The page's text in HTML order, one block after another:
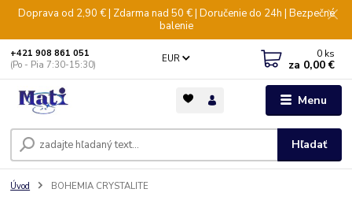
Doprava od 2,90 € | Zdarma nad 50 € | Doručenie do 24h | Bezpečné
balenie
Menu
EUR
Hľadať
+421 908 861 051
(Po - Pia 7:30-15:30)
0 ks
za 0,00 €
Úvod BOHEMIA CRYSTALITE